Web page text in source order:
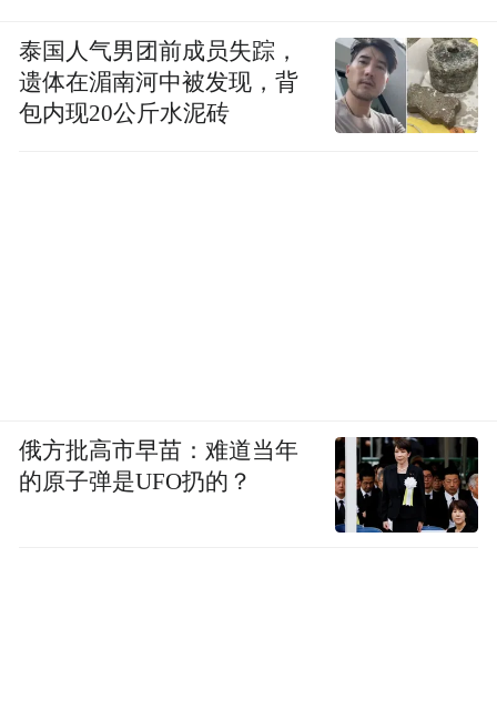
泰国人气男团前成员失踪，
遗体在湄南河中被发现，背
包内现20公斤水泥砖
俄方批高市早苗：难道当年
的原子弹是UFO扔的？